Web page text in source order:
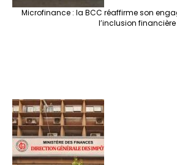
Microfinance : la BCC réaffirme son
l’inclusion financière